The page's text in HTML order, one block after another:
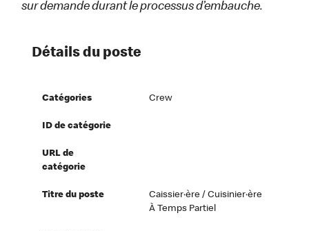
sur demande durant le processus d’embauche.
Détails du poste
Catégories Crew
ID de catégorie
URL de
catégorie
Titre du poste
Caissier·ère / Cuisinier·ère
À Temps Partiel